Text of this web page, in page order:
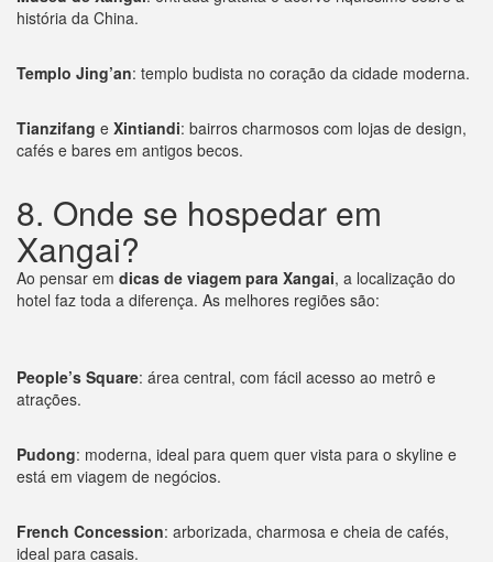
história da China.
Templo Jing’an: templo budista no coração da cidade moderna.
Tianzifang e Xintiandi: bairros charmosos com lojas de design,
cafés e bares em antigos becos.
8. Onde se hospedar em
Xangai?
Ao pensar em dicas de viagem para Xangai, a localização do
hotel faz toda a diferença. As melhores regiões são:
People’s Square: área central, com fácil acesso ao metrô e
atrações.
Pudong: moderna, ideal para quem quer vista para o skyline e
está em viagem de negócios.
French Concession: arborizada, charmosa e cheia de cafés,
ideal para casais.